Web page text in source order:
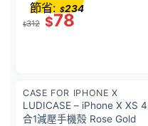
$312 $78
節省: $234
CASE FOR IPHONE X
LUDICASE – iPhone X XS 4
合1減壓手機殻 Rose Gold